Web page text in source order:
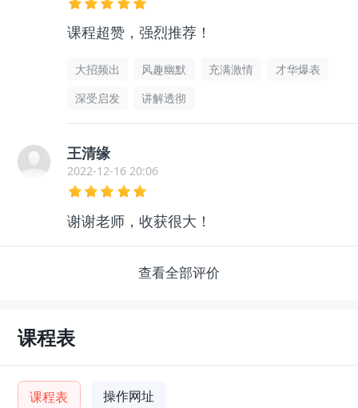
课程超赞，强烈推荐！
大招频出 风趣幽默 充满激情
才华爆表
深受启发
讲解透彻
王清缘
2022-12-16 20:06
谢谢老师，收获很大！
查看全部评价
课程表
课程表 操作网址